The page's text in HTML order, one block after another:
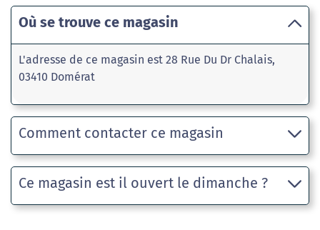
Où se trouve ce magasin
L'adresse de ce magasin est 28 Rue Du Dr Chalais,
03410 Domérat
Comment contacter ce magasin
Ce magasin est il ouvert le dimanche ?